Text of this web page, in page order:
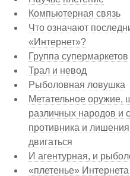
Компьютерная связь
Что означают
«Интернет»?
Группа супермаркетов
Трал и невод
Рыболовная ловушка
Метательное оружие,
различных народов и
противника и
двигаться
И агентурная, и
«плетенье» Интернета